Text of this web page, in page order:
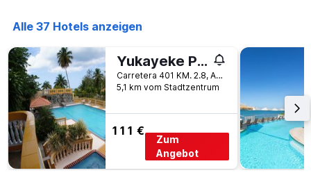
Diagramm
hat
1
Y-
Achse,
die
den
durchschnittlichen
Zimmerpreis
anzeigt.
Alle 37 Hotels anzeigen
Yukayeke Playa Resort
Carretera 401 KM. 2.8, Añasco, Puerto Rico
5,1 km vom Stadtzentrum
111 €
Zum
Angebot